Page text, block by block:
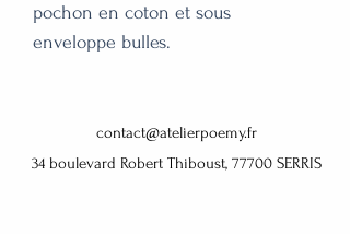
pochon en coton et sous
enveloppe bulles.
contact@atelierpoemy.fr
34 boulevard Robert Thiboust, 77700 SERRIS